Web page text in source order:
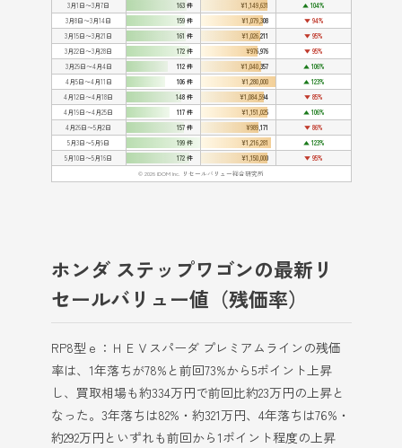
3月1日〜3月7日
163 件 ¥1,149,631
▲ 104%
3月8日〜3月14日
159 件 ¥1,079,308
▼ 94%
3月15日〜3月21日
161 件 ¥1,026,211
▼ 95%
3月22日〜3月28日
172 件 ¥976,976
▼ 95%
3月29日〜4月4日
112 件 ¥1,040,357
▲ 106%
4月5日〜4月11日
106 件 ¥1,280,000
▲ 123%
4月12日〜4月18日
148 件 ¥1,084,594
▼ 85%
4月19日〜4月25日
117 件 ¥1,151,025
▲ 106%
4月26日〜5月2日
157 件 ¥989,171
▼ 86%
5月3日〜5月9日
199 件 ¥1,216,281
▲ 123%
5月10日〜5月16日
172 件 ¥1,150,000
▼ 95%
© 2026 IDOM Inc. リセールバリュー総合研究所
ホンダ ステップワゴンの最新リ
セールバリュー値（残価率）
RP8型ｅ：ＨＥＶスパーダ プレミアムラインの残価
率は、1年落ちが78%と前回73%から5ポイント上昇
し、買取相場も約334万円で前回比約23万円の上昇と
なった。3年落ちは82%・約321万円、4年落ちは76%・
約292万円といずれも前回から1ポイント程度の上昇